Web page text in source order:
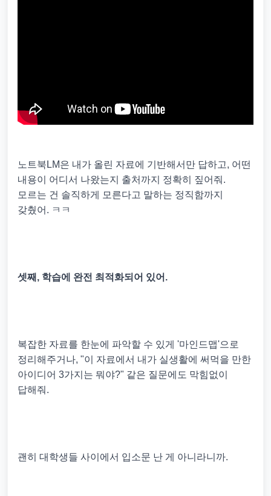
노트북LM은 내가 올린 자료에 기반해서만 답하고, 어떤
내용이 어디서 나왔는지 출처까지 정확히 짚어줘.
모르는 건 솔직하게 모른다고 말하는 정직함까지
갖췄어. ㅋㅋ
셋째, 학습에 완전 최적화되어 있어.
복잡한 자료를 한눈에 파악할 수 있게 '마인드맵'으로
정리해주거나, "이 자료에서 내가 실생활에 써먹을 만한
아이디어 3가지는 뭐야?" 같은 질문에도 막힘없이
답해줘.
괜히 대학생들 사이에서 입소문 난 게 아니라니까.